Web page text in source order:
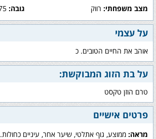
מצב משפחתי: רווק גובה:175 ס"מ
על עצמי
אוהב את החיים הטובים. כ
על בת הזוג המבוקשת:
טרם הוזן טקסט
פרטים אישיים
מראה: ממוצע, גוף אתלטי, שיער אחר, עיניים כחולות.